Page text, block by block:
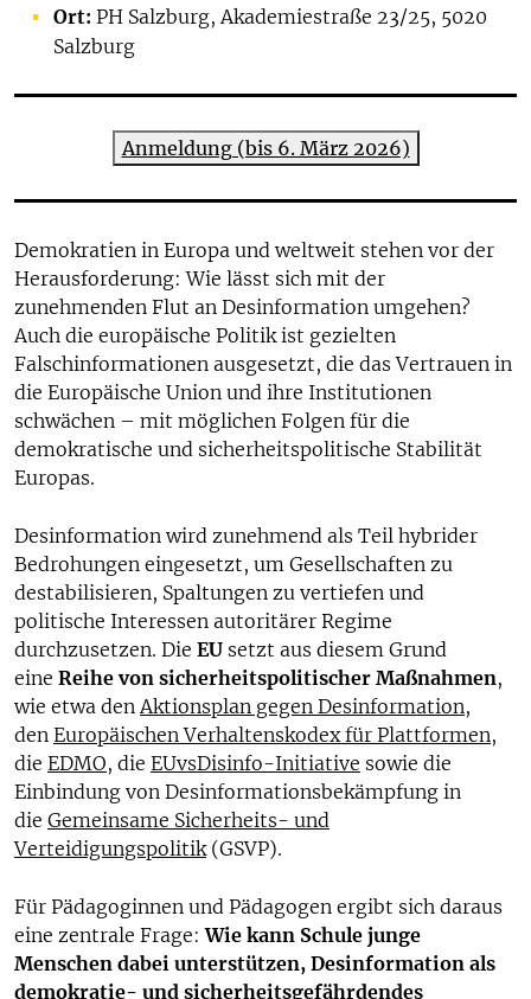
Ort: PH Salzburg, Akademiestraße 23/25, 5020
Salzburg
Anmeldung (bis 6. März 2026)
Demokratien in Europa und weltweit stehen vor der
Herausforderung: Wie lässt sich mit der
zunehmenden Flut an Desinformation umgehen?
Auch die europäische Politik ist gezielten
Falschinformationen ausgesetzt, die das Vertrauen in
die Europäische Union und ihre Institutionen
schwächen – mit möglichen Folgen für die
demokratische und sicherheitspolitische Stabilität
Europas.
Desinformation wird zunehmend als Teil hybrider
Bedrohungen eingesetzt, um Gesellschaften zu
destabilisieren, Spaltungen zu vertiefen und
politische Interessen autoritärer Regime
durchzusetzen. Die EU setzt aus diesem Grund
eine Reihe von sicherheitspolitischer Maßnahmen,
wie etwa denAktionsplan gegen Desinformation,
den Europäischen Verhaltenskodex für Plattformen,
die EDMO, die EUvsDisinfo-Initiative sowie die
Einbindung von Desinformationsbekämpfung in
die Gemeinsame Sicherheits- und
Verteidigungspolitik(GSVP).
Für Pädagoginnen und Pädagogen ergibt sich daraus
eine zentrale Frage:Wie kann Schule junge
Menschen dabei unterstützen, Desinformation als
demokratie- und sicherheitsgefährdendes